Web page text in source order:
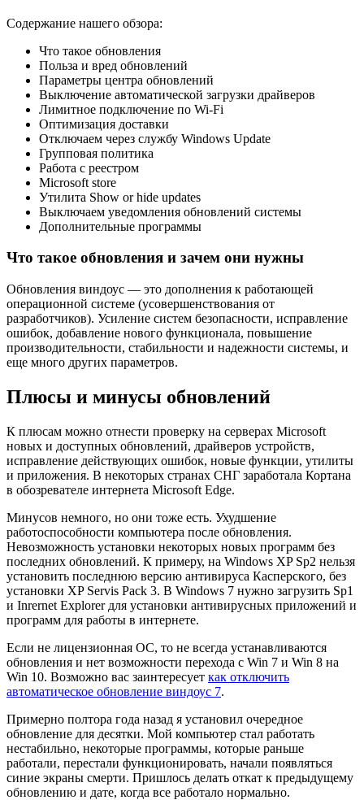
Содержание нашего обзора:
Что такое обновления
Польза и вред обновлений
Параметры центра обновлений
Выключение автоматической загрузки драйверов
Лимитное подключение по Wi-Fi
Оптимизация доставки
Отключаем через службу Windows Update
Групповая политика
Работа с реестром
Microsoft store
Утилита Show or hide updates
Выключаем уведомления обновлений системы
Дополнительные программы
Что такое обновления и зачем они нужны
Обновления виндоус — это дополнения к работающей
операционной системе (усовершенствования от
разработчиков). Усиление систем безопасности, исправление
ошибок, добавление нового функционала, повышение
производительности, стабильности и надежности системы, и
еще много других параметров.
Плюсы и минусы обновлений
К плюсам можно отнести проверку на серверах Microsoft
новых и доступных обновлений, драйверов устройств,
исправление действующих ошибок, новые функции, утилиты
и приложения. В некоторых странах СНГ заработала Кортана
в обозревателе интернета Microsoft Edge.
Минусов немного, но они тоже есть. Ухудшение
работоспособности компьютера после обновления.
Невозможность установки некоторых новых программ без
последних обновлений. К примеру, на Windows XP Sp2 нельзя
установить последнюю версию антивируса Касперского, без
установки XP Servis Pack 3. В Windows 7 нужно загрузить Sp1
и Inrernet Explorer для установки антивирусных приложений и
программ для работы в интернете.
Если не лицензионная ОС, то не всегда устанавливаются
обновления и нет возможности перехода с Win 7 и Win 8 на
Win 10. Возможно вас заинтересует как отключить
автоматическое обновление виндоус 7.
Примерно полтора года назад я установил очередное
обновление для десятки. Мой компьютер стал работать
нестабильно, некоторые программы, которые раньше
работали, перестали функционировать, начали появляться
синие экраны смерти. Пришлось делать откат к предыдущему
обновлению и дате, когда все работало нормально.